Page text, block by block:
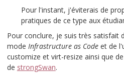
Pour l'instant, j'éviterais de
pratiques de ce type aux
Pour conclure, je suis très satisfait
mode Infrastructure as Codeet de
customize et virt-resize ainsi que
de strongSwan.